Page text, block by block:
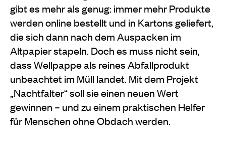
gibt es mehr als genug: immer mehr Produkte
werden online bestellt und in Kartons geliefert,
die sich dann nach dem Auspacken im
Altpapier stapeln. Doch es muss nicht sein,
dass Wellpappe als reines Abfallprodukt
unbeachtet im Müll landet. Mit dem Projekt
„Nachtfalter“ soll sie einen neuen Wert
gewinnen – und zu einem praktischen Helfer
für Menschen ohne Obdach werden.